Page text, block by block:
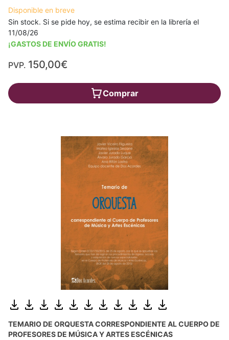
Disponible en breve
Sin stock. Si se pide hoy, se estima recibir en la librería el
11/08/26
¡GASTOS DE ENVÍO GRATIS!
PVP. 150,00€
Comprar
TEMARIO DE ORQUESTA CORRESPONDIENTE AL CUERPO DE
PROFESORES DE MÚSICA Y ARTES ESCÉNICAS